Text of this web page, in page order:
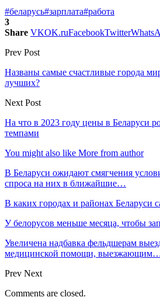
#беларусь#зарплата#работа
3
Share VKOK.ruFacebookTwitter
Prev Post
Названы самые счастливые города
лучших?
Next Post
На что в 2023 году цены в Беларуси
темпами
You might also like More from author
В Беларуси ожидают смягчения
спроса на них в ближайшие…
В каких городах и районах Беларуси
У белорусов меньше месяца, чтобы
Увеличена надбавка фельдшерам
медицинской помощи,
Prev Next
Comments are closed.